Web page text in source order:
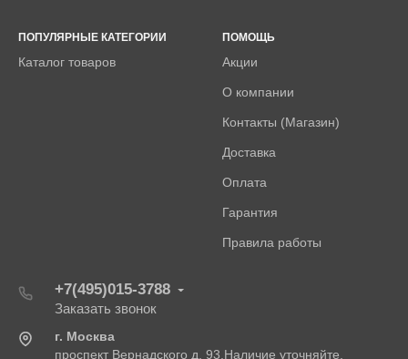
ПОПУЛЯРНЫЕ КАТЕГОРИИ
Каталог товаров
ПОМОЩЬ
Акции
О компании
Контакты (Магазин)
Доставка
Оплата
Гарантия
Правила работы
+7(495)015-3788
Заказать звонок
г. Москва
проспект Вернадского д. 93.Наличие уточняйте.